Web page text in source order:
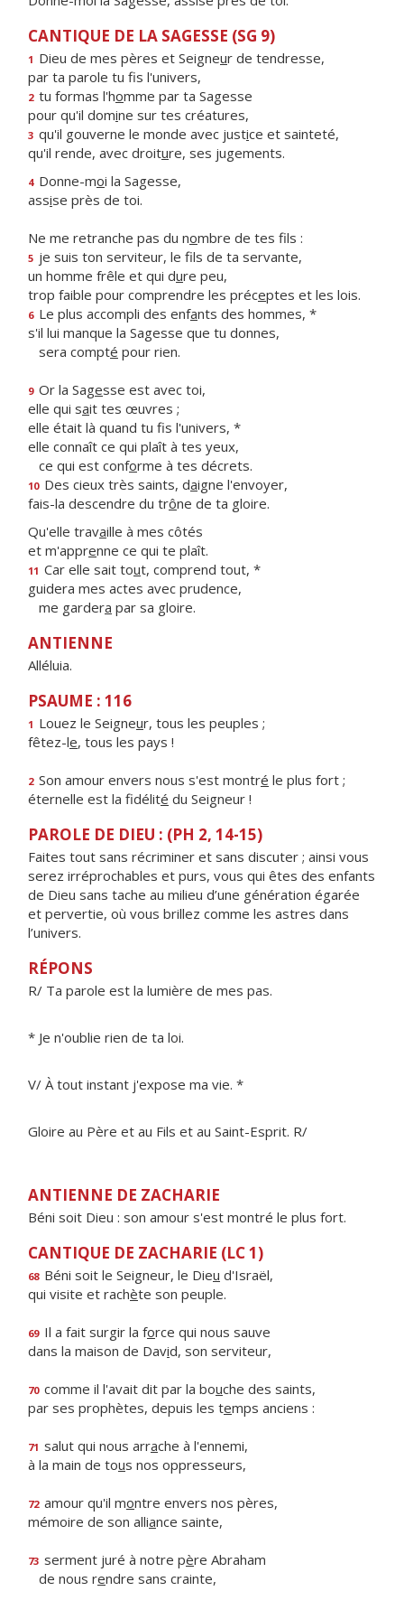
CANTIQUE DE LA SAGESSE (SG 9)
1 Dieu de mes pères et Seigneur de tendresse,
par ta parole tu fs l'univers,
2 tu formas l'homme par ta Sagesse
pour qu'il domine sur tes créatures,
3 qu'il gouverne le monde avec justice et sainteté,
qu'il rende, avec droiture, ses jugements.
4 Donne-moi la Sagesse,
assise près de toi.
Ne me retranche pas du nombre de tes fils :
5 je suis ton serviteur, le fls de ta servante,
un homme frêle et qui dure peu,
trop faible pour comprendre les préceptes et les lois.
6 Le plus accompli des enfants des hommes, *
s'il lui manque la Sagesse que tu donnes,
sera compté pour rien.
9 Or la Sagesse est avec toi,
elle qui sait tes œuvres ;
elle était là quand tu fs l'univers, *
elle connaît ce qui plaît à tes yeux,
ce qui est conforme à tes décrets.
10 Des cieux très saints, daigne l'envoyer,
fais-la descendre du trône de ta gloire.
Qu'elle travaille à mes côtés
et m'apprenne ce qui te plaît.
11 Car elle sait tout, comprend tout, *
guidera mes actes avec prudence,
me gardera par sa gloire.
ANTIENNE
Alléluia.
PSAUME : 116
1 Louez le Seigneur, tous les peuples ;
fêtez-le, tous les pays !
2 Son amour envers nous s'est montré le plus fort ;
éternelle est la fidélité du Seigneur !
PAROLE DE DIEU : (PH 2, 14-15)
Faites tout sans récriminer et sans discuter ; ainsi vous
serez irréprochables et purs, vous qui êtes des enfants
de Dieu sans tache au milieu d’une génération égarée
et pervertie, où vous brillez comme les astres dans
l’univers.
RÉPONS
R/ Ta parole est la lumière de mes pas.
* Je n'oublie rien de ta loi.
V/ À tout instant j'expose ma vie. *
Gloire au Père et au Fils et au Saint-Esprit. R/
ANTIENNE DE ZACHARIE
Béni soit Dieu : son amour s'est montré le plus fort.
CANTIQUE DE ZACHARIE (LC 1)
68 Béni soit le Seigneur, le Dieu d'Israël,
qui visite et rachète son peuple.
69 Il a fait surgir la force qui nous sauve
dans la maison de David, son serviteur,
70 comme il l'avait dit par la bouche des saints,
par ses prophètes, depuis les temps anciens :
71 salut qui nous arrache à l'ennemi,
à la main de tous nos oppresseurs,
72 amour qu'il montre envers nos pères,
mémoire de son alliance sainte,
73 serment juré à notre père Abraham
de nous rendre sans crainte,